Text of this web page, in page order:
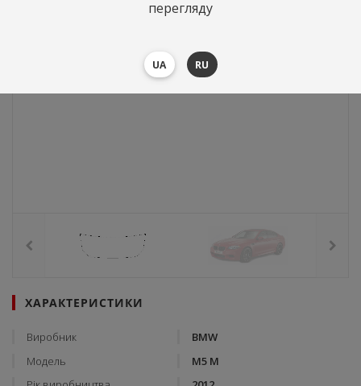
ХАРАКТЕРИСТИКИ
Виробник
BMW
Модель
M5 M
перегляду
UA RU